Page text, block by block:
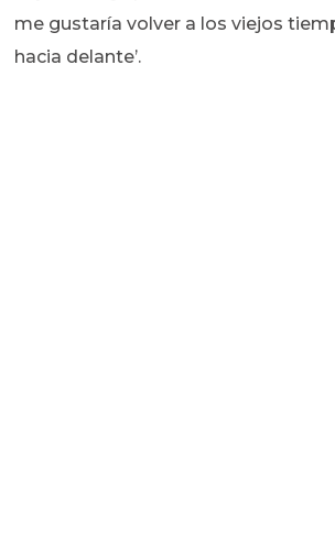
me gustaría volver a los viejos
hacia delante’.